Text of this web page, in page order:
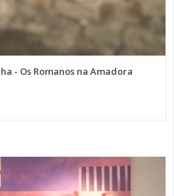
- Os Romanos na Amadora